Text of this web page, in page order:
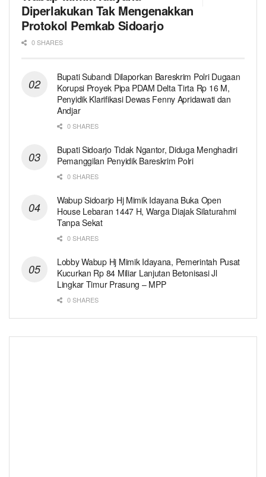
Diperlakukan Tak Mengenakkan
Protokol Pemkab Sidoarjo
0 SHARES
Bupati Subandi Dilaporkan Bareskrim Polri Dugaan
Korupsi Proyek Pipa PDAM Delta Tirta Rp 16 M,
Penyidik Klarifikasi Dewas Fenny Apridawati dan
Andjar
0 SHARES
Bupati Sidoarjo Tidak Ngantor, Diduga Menghadiri
Pemanggilan Penyidik Bareskrim Polri
0 SHARES
Wabup Sidoarjo Hj Mimik Idayana Buka Open
House Lebaran 1447 H, Warga Diajak Silaturahmi
Tanpa Sekat
0 SHARES
Lobby Wabup Hj Mimik Idayana, Pemerintah Pusat
Kucurkan Rp 84 Miliar Lanjutan Betonisasi Jl
Lingkar Timur Prasung – MPP
0 SHARES